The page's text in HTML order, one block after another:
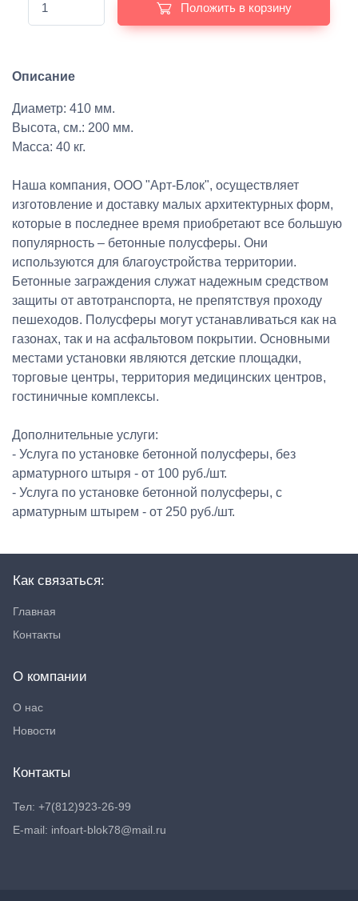
Положить в корзину
Описание
Диаметр: 410 мм.
Высота, см.: 200 мм.
Масса: 40 кг.
Наша компания, ООО "Арт-Блок", осуществляет
изготовление и доставку малых архитектурных форм,
которые в последнее время приобретают все большую
популярность – бетонные полусферы. Они
используются для благоустройства территории.
Бетонные заграждения служат надежным средством
защиты от автотранспорта, не препятствуя проходу
пешеходов. Полусферы могут устанавливаться как на
газонах, так и на асфальтовом покрытии. Основными
местами установки являются детские площадки,
торговые центры, территория медицинских центров,
гостиничные комплексы.
Дополнительные услуги:
- Услуга по установке бетонной полусферы, без
арматурного штыря - от 100 руб./шт.
- Услуга по установке бетонной полусферы, с
арматурным штырем - от 250 руб./шт.
Как связаться:
Главная
Контакты
О компании
О нас
Новости
Контакты
Тел: +7(812)923-26-99
E-mail: infoart-blok78@mail.ru